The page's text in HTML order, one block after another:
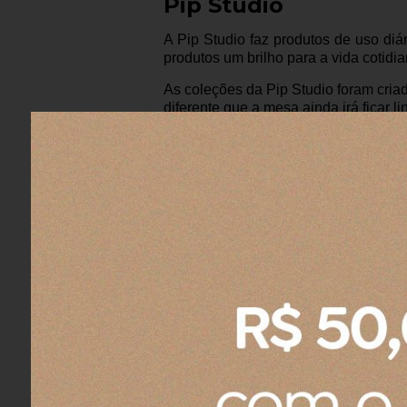
A Pip Studio faz produtos de uso
produtos um brilho para a vida
As coleções da Pip Studio foram
diferente que a mesa ainda irá ficar